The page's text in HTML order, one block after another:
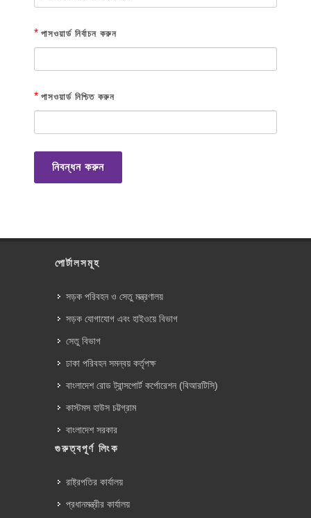
* পাসওয়ার্ড নির্বাচন করুন
* পাসওয়ার্ড নিশ্চিত করুন
নিবন্ধন করুন
পোর্টালসমূহ
সড়ক পরিবহন ও সেতু মন্ত্রণালয়
সড়ক যোগাযোগ এবং হাইওয়ে বিভাগ
সেতু বিভাগ
ঢাকা পরিবহন সমন্বয় কর্তৃপক্ষ
বাংলাদেশ রোড ট্রান্সপোর্ট কর্পোরেশন (বিআরটিসি)
কাস্টমস হাউস চট্টগ্রাম
বাংলাদেশ সরকার
গুরুত্বপূর্ণ লিংক
রাষ্ট্রপতির কার্যালয়
প্রধানমন্ত্রীর কার্যালয়